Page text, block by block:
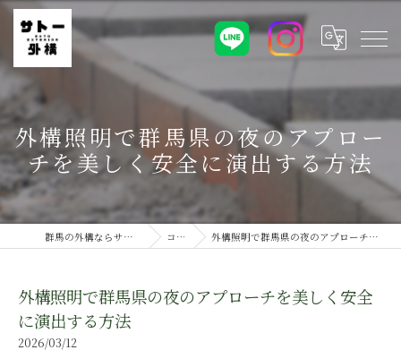
外構照明で群馬県の夜のアプロー
チを美しく安全に演出する方法
群馬の外構ならサトー外構株式会社 コラム 外構照明で群馬県の夜のアプローチを美しく安全に演出する方法
外構照明で群馬県の夜のアプローチを美しく安全
に演出する方法
2026/03/12